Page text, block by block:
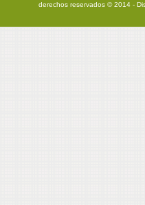
derechos reservados © 2014 -